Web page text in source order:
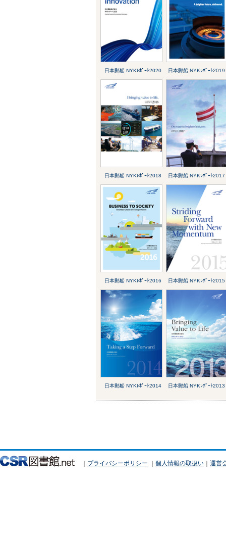
日本郵船 NYKﾚﾎﾟｰﾄ2020 日本郵船 NYKﾚﾎﾟｰﾄ2019
日本郵船 NYKﾚﾎﾟｰﾄ2018 日本郵船 NYKﾚﾎﾟｰﾄ2017
日本郵船 NYKﾚﾎﾟｰﾄ2016 日本郵船 NYKﾚﾎﾟｰﾄ2015
日本郵船 NYKﾚﾎﾟｰﾄ2014 日本郵船 NYKﾚﾎﾟｰﾄ2013
｜ プライバシーポリシー ｜ 個人情報の取扱い ｜ 運営